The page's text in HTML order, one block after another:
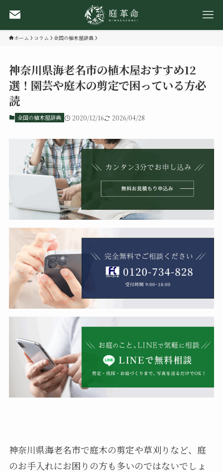
ホーム コラム 全国の植木屋辞典
神奈川県海老名市の植木屋おすすめ12
選！園芸や庭木の剪定で困っている方必
読
全国の植木屋辞典 2020/12/16 2026/04/28
神奈川県海老名市で庭木の剪定や草刈りなど、庭
のお手入れにお困りの方も多いのではないでしょ